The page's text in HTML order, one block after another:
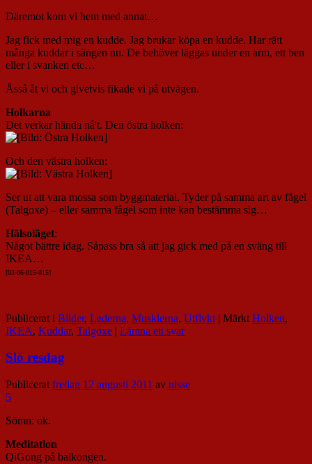
Däremot kom vi hem med annat…
Jag fick med mig en kudde. Jag brukar köpa en kudde. Har rätt
många kuddar i sängen nu. De behöver läggas under en arm, ett ben
eller i svanken etc…
Åsså åt vi och givetvis fikade vi på utvägen.
Holkarna
Det verkar hända nå't. Den östra holken:
Och den västra holken:
Ser ut att vara mossa som byggmaterial. Tyder på samma art av fågel
(Talgoxe) – eller samma fågel som inte kan bestämma sig…
Hälsoläget:
Något bättre idag. Såpass bra så att jag gick med på en sväng till
IKEA…
[03-06-015-015]
Publicerat i Bilder, Lederna, Musklerna, Utflykt | Märkt Holken,
IKEA, Kuddar, Talgoxe | Lämna ett svar
Slö resdag
Publicerat fredag 12 augusti 2011 av nisse
5
Sömn: ok.
Meditation
QiGong på balkongen.